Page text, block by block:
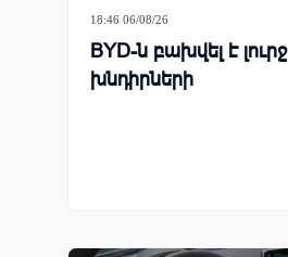
18:46 06/08/26
BYD-ն բախվել է լուրջ
խնդիրների